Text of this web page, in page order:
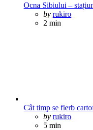
Ocna Sibiului –
Posted
by rukiro
2 min
Cât timp se fierb
Posted
by rukiro
5 min